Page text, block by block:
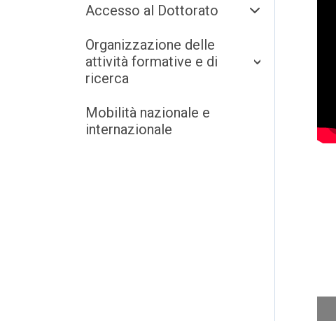
Accesso al Dottorato
Organizzazione delle
attività formative e di
ricerca
Mobilità nazionale e
internazionale